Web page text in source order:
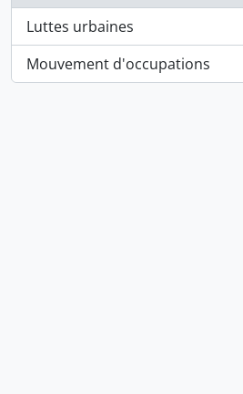
Luttes urbaines
, 1 résultats
Mouvement d'occupations
, 1 résultats